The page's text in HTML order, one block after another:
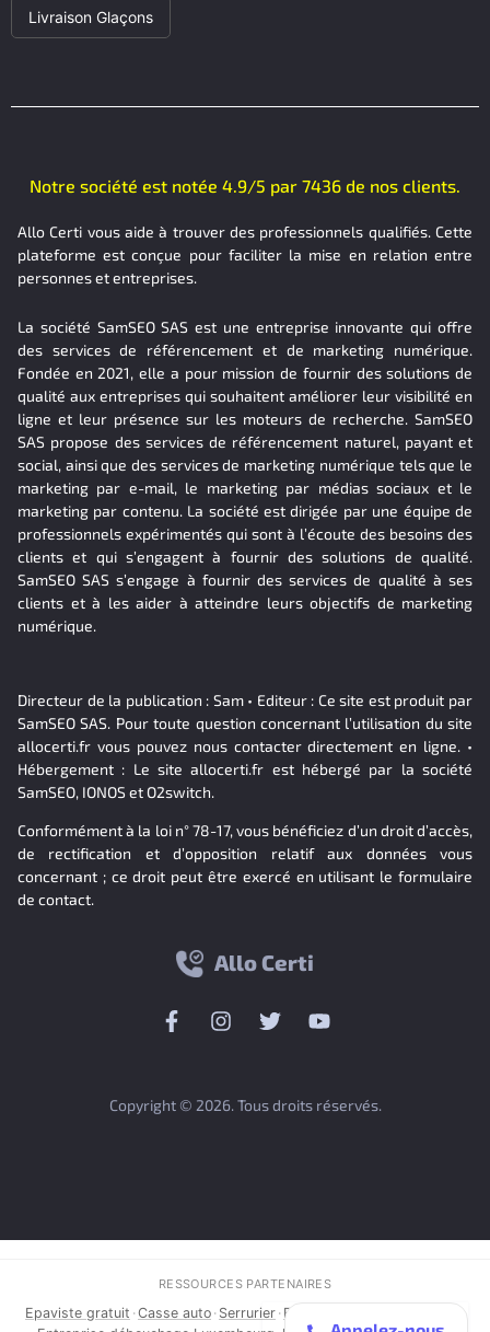
Livraison Glaçons
Notre société est notée 4.9/5 par 7436 de nos clients.
Allo Certi vous aide à trouver des professionnels qualifiés. Cette
plateforme est conçue pour faciliter la mise en relation entre
personnes et entreprises.
La société SamSEO SAS est une entreprise innovante qui offre
des services de référencement et de marketing numérique.
Fondée en 2021, elle a pour mission de fournir des solutions de
qualité aux entreprises qui souhaitent améliorer leur visibilité en
ligne et leur présence sur les moteurs de recherche. SamSEO
SAS propose des services de référencement naturel, payant et
social, ainsi que des services de marketing numérique tels que le
marketing par e-mail, le marketing par médias sociaux et le
marketing par contenu. La société est dirigée par une équipe de
professionnels expérimentés qui sont à l’écoute des besoins des
clients et qui s’engagent à fournir des solutions de qualité.
SamSEO SAS s’engage à fournir des services de qualité à ses
clients et à les aider à atteindre leurs objectifs de marketing
numérique.
Directeur de la publication : Sam • Editeur : Ce site est produit par
SamSEO SAS. Pour toute question concernant l’utilisation du site
allocerti.fr vous pouvez nous contacter directement en ligne. •
Hébergement : Le site allocerti.fr est hébergé par la société
SamSEO, IONOS et O2switch.
Conformément à la loi n° 78-17, vous bénéficiez d’un droit d’accès,
de rectification et d’opposition relatif aux données vous
concernant ; ce droit peut être exercé en utilisant le formulaire
de contact.
Allo Certi
Copyright © 2026. Tous droits réservés.
RESSOURCES PARTENAIRES
Epaviste gratuit · Casse auto · Serrurier · Entreprise de Débouchage